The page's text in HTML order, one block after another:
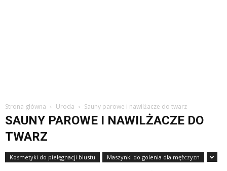
Strona główna Uroda Sauny parowe i nawilżacze do twarz
SAUNY PAROWE I NAWILŻACZE DO
TWARZ
Kosmetyki do pielęgnacji biustu Maszynki do golenia dla mężczyzn